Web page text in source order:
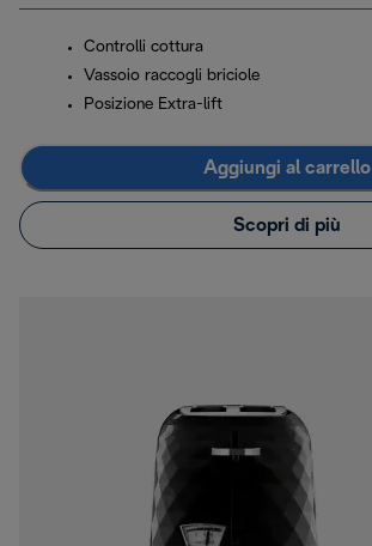
Controlli cottura
Vassoio raccogli briciole
Posizione Extra-lift
Aggiungi al carrello
Scopri di più